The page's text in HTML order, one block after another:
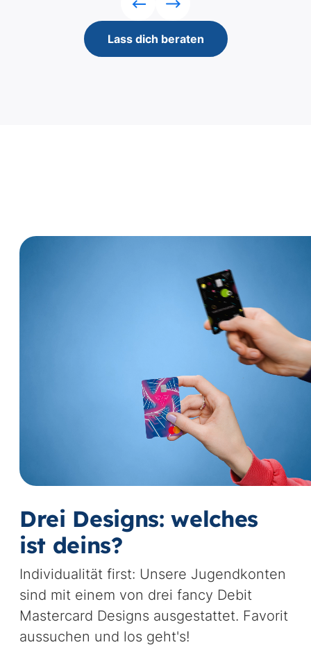
RückwärtsVorwärts
Lass dich beraten
Drei Designs: welches
ist deins?
Individualität first: Unsere Jugendkonten
sind mit einem von drei fancy Debit
Mastercard Designs ausgestattet. Favorit
aussuchen und los geht's!